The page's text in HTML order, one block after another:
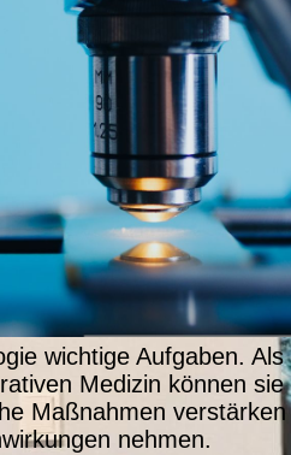
wichtige Aufgaben. Als
Medizin können sie
Maßnahmen
nehmen.